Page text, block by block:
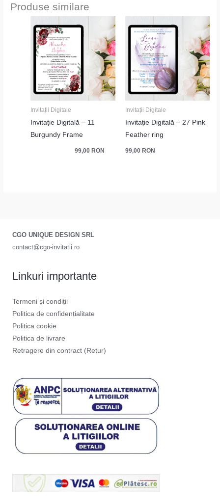
Produse similare
Invitații Digitale
Invitație Digitală – 11
Burgundy Frame
99,00 RON
Invitații Digitale
Invitație Digitală – 27 Pink
Feather ring
99,00 RON
CGO UNIQUE DESIGN SRL
contact@cgo-invitatii.ro
Linkuri importante
Termeni și condiții
Politica de confidențialitate
Politica cookie
Politica de livrare
Retragere din contract (Retur)